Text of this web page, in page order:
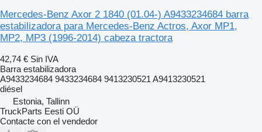
Mercedes-Benz Axor 2 1840 (01.04-) A9433234684 barra
estabilizadora para Mercedes-Benz Actros, Axor MP1,
MP2, MP3 (1996-2014) cabeza tractora
42,74 € Sin IVA
Barra estabilizadora
A9433234684 9433234684 9413230521 A9413230521
diésel
Estonia, Tallinn
TruckParts Eesti OÜ
Contacte con el vendedor